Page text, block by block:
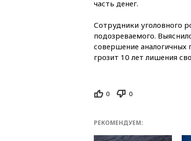
часть денег.
Сотрудники уголовного
подозреваемого.
совершение аналогичных
грозит 10 лет лишения
0 0
РЕКОМЕНДУЕМ: